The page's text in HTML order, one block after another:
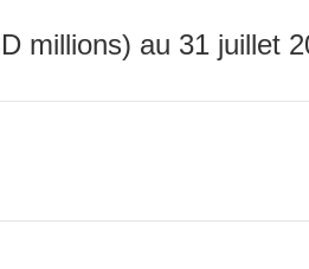
millions) au 31 juillet